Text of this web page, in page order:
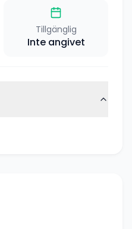
Tillgänglig
Inte angivet